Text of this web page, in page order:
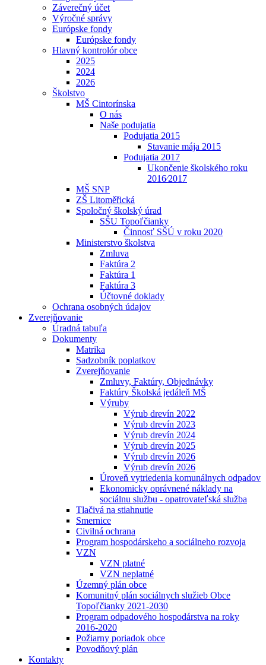
Záverečný účet
Výročné správy
Európske fondy
Európske fondy
Hlavný kontrolór obce
2025
2024
2026
Školstvo
MŠ Cintorínska
O nás
Naše podujatia
Podujatia 2015
Stavanie mája 2015
Podujatia 2017
Ukončenie školského roku
2016⁄2017
MŠ SNP
ZŠ Litoměřická
Spoločný školský úrad
SŠU Topoľčianky
Činnosť SŠÚ v roku 2020
Ministerstvo školstva
Zmluva
Faktúra 2
Faktúra 1
Faktúra 3
Účtovné doklady
Ochrana osobných údajov
Zverejňovanie
Úradná tabuľa
Dokumenty
Matrika
Sadzobník poplatkov
Zverejňovanie
Zmluvy, Faktúry, Objednávky
Faktúry Školská jedáleň MŠ
Výruby
Výrub drevín 2022
Výrub drevín 2023
Výrub drevín 2024
Výrub drevín 2025
Výrub drevín 2026
Výrub drevín 2026
Úroveň vytriedenia komunálnych odpadov
Ekonomicky oprávnené náklady na
sociálnu službu - opatrovateľská služba
Tlačivá na stiahnutie
Smernice
Civilná ochrana
Program hospodárskeho a sociálneho rozvoja
VZN
VZN platné
VZN neplatné
Územný plán obce
Komunitný plán sociálnych služieb Obce
Topoľčianky 2021-2030
Program odpadového hospodárstva na roky
2016-2020
Požiarny poriadok obce
Povodňový plán
Kontakty